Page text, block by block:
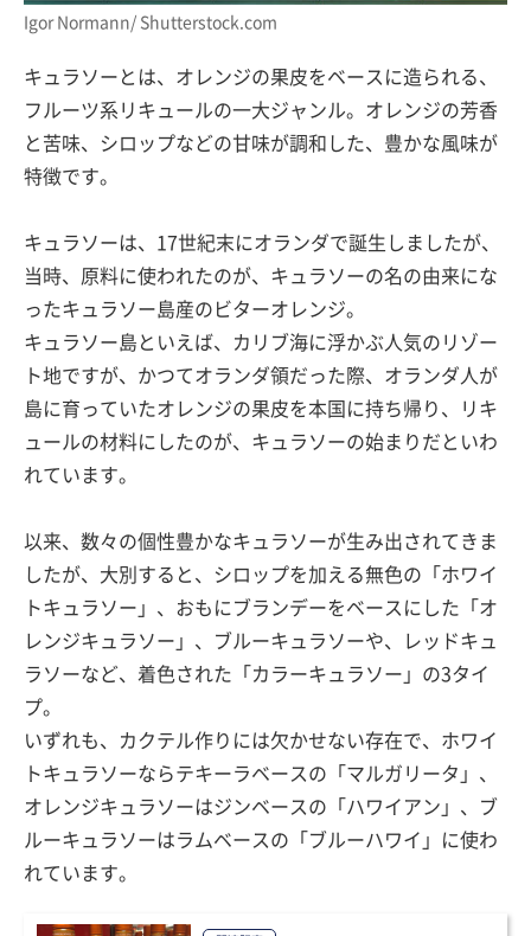
Igor Normann/ Shutterstock.com
キュラソーとは、オレンジの果皮をベースに造られる、
フルーツ系リキュールの一大ジャンル。オレンジの芳香
と苦味、シロップなどの甘味が調和した、豊かな風味が
特徴です。
キュラソーは、17世紀末にオランダで誕生しましたが、
当時、原料に使われたのが、キュラソーの名の由来にな
ったキュラソー島産のビターオレンジ。
キュラソー島といえば、カリブ海に浮かぶ人気のリゾー
ト地ですが、かつてオランダ領だった際、オランダ人が
島に育っていたオレンジの果皮を本国に持ち帰り、リキ
ュールの材料にしたのが、キュラソーの始まりだといわ
れています。
以来、数々の個性豊かなキュラソーが生み出されてきま
したが、大別すると、シロップを加える無色の「ホワイ
トキュラソー」、おもにブランデーをベースにした「オ
レンジキュラソー」、ブルーキュラソーや、レッドキュ
ラソーなど、着色された「カラーキュラソー」の3タイ
プ。
いずれも、カクテル作りには欠かせない存在で、ホワイ
トキュラソーならテキーラベースの「マルガリータ」、
オレンジキュラソーはジンベースの「ハワイアン」、ブ
ルーキュラソーはラムベースの「ブルーハワイ」に使わ
れています。